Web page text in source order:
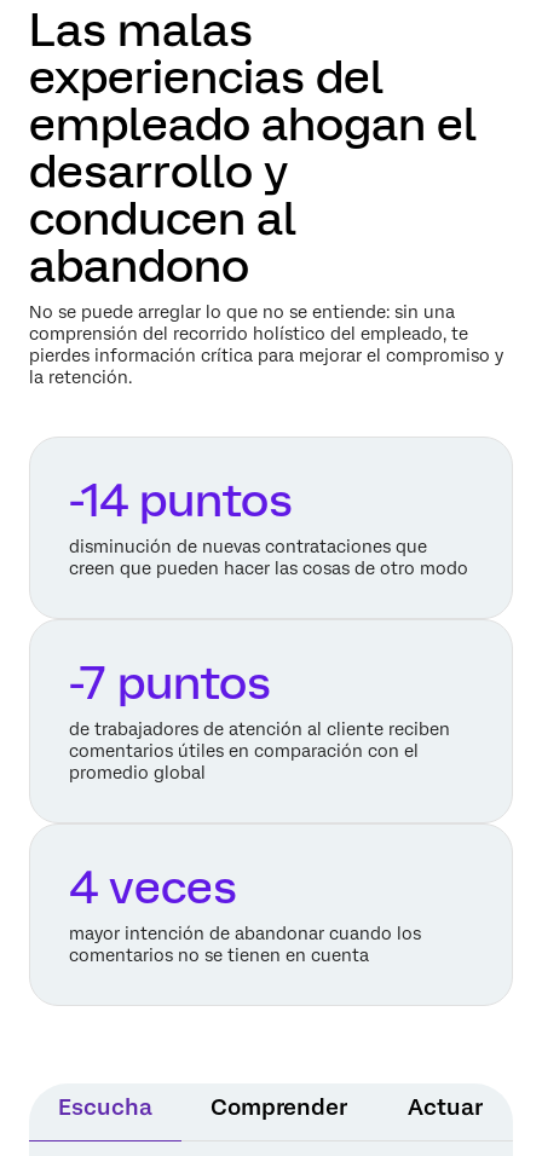
Las malas
experiencias del
empleado ahogan el
desarrollo y
conducen al
abandono
No se puede arreglar lo que no se entiende: sin una
comprensión del recorrido holístico del empleado, te
pierdes información crítica para mejorar el compromiso y
la retención.
-14 puntos
disminución de nuevas contrataciones que
creen que pueden hacer las cosas de otro modo
-7 puntos
de trabajadores de atención al cliente reciben
comentarios útiles en comparación con el
promedio global
4 veces
mayor intención de abandonar cuando los
comentarios no se tienen en cuenta
Escucha Comprender Actuar